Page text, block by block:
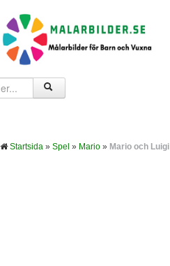
Startsida » Spel » Mario » Mario och Luigi